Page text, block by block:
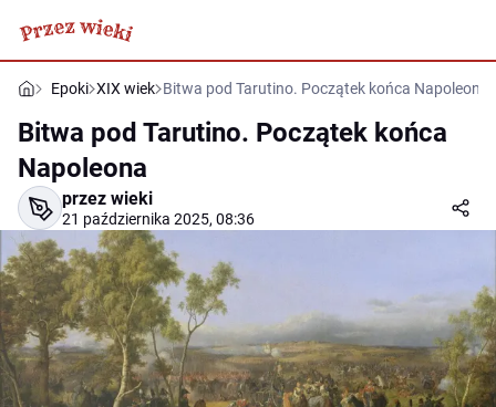
Epoki XIX wiek Bitwa pod Tarutino. Początek końca Napoleona
Bitwa pod Tarutino. Początek końca
Napoleona
przez wieki
21 października 2025, 08:36